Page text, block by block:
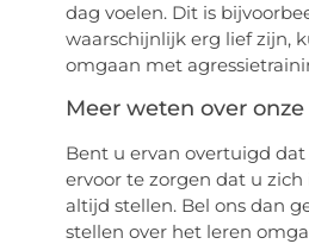
dag voelen. Dit is
waarschijnlijk erg lief zijn,
omgaan met
Meer weten over
Bent u ervan overtuigd
ervoor te zorgen dat u
altijd stellen. Bel ons dan
stellen over het leren